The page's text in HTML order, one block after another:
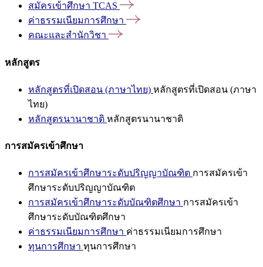
สมัครเข้าศึกษา TCAS
ค่าธรรมเนียมการศึกษา
คณะและสำนักวิชา
หลักสูตร
หลักสูตรที่เปิดสอน (ภาษาไทย) หลักสูตรที่เปิดสอน (ภาษา
ไทย)
หลักสูตรนานาชาติ หลักสูตรนานาชาติ
การสมัครเข้าศึกษา
การสมัครเข้าศึกษาระดับปริญญาบัณฑิต การสมัครเข้า
ศึกษาระดับปริญญาบัณฑิต
การสมัครเข้าศึกษาระดับบัณฑิตศึกษา การสมัครเข้า
ศึกษาระดับบัณฑิตศึกษา
ค่าธรรมเนียมการศึกษา ค่าธรรมเนียมการศึกษา
ทุนการศึกษา ทุนการศึกษา